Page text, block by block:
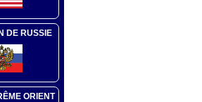
DE RUSSIE
ORIENT